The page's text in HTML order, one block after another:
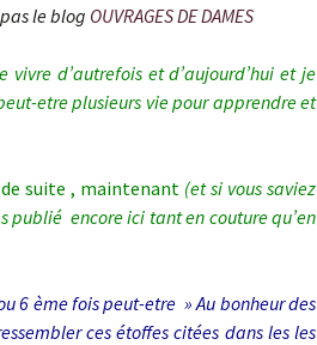
le blog OUVRAGES DE DAMES
vivre d’autrefois et d’aujourd’hui et je
etre plusieurs vie pour apprendre et
suite , maintenant (et si vous saviez
publié encore ici tant en couture qu’en
6 ème fois peut-etre » Au bonheur des
ces étoffes citées dans les les